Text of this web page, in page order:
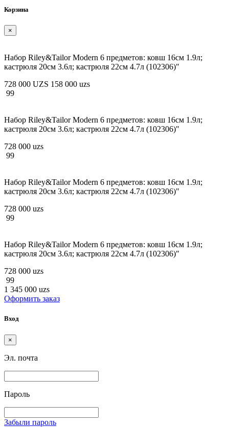
Корзина
×
Набор Riley&Tailor Modern 6 предметов: ковш 16см 1.9л;
кастрюля 20см 3.6л; кастрюля 22см 4.7л (102306)"
728 000 UZS 158 000 uzs
99
Набор Riley&Tailor Modern 6 предметов: ковш 16см 1.9л;
кастрюля 20см 3.6л; кастрюля 22см 4.7л (102306)"
728 000 uzs
99
Набор Riley&Tailor Modern 6 предметов: ковш 16см 1.9л;
кастрюля 20см 3.6л; кастрюля 22см 4.7л (102306)"
728 000 uzs
99
Набор Riley&Tailor Modern 6 предметов: ковш 16см 1.9л;
кастрюля 20см 3.6л; кастрюля 22см 4.7л (102306)"
728 000 uzs
99
1 345 000 uzs
Оформить заказ
Вход
×
Эл. почта
Пароль
Забыли пароль